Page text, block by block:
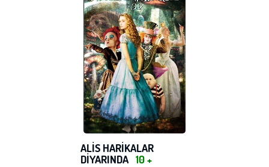
ALİS HARİKALAR
DİYARINDA 10 +